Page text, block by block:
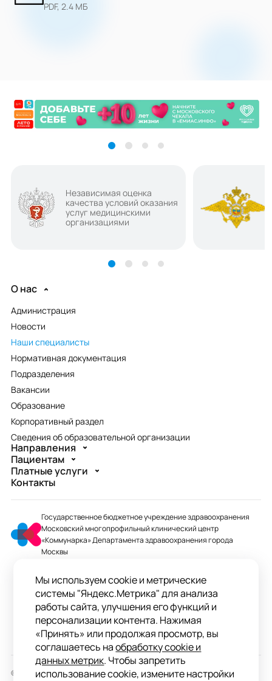
PDF, 2.4 МБ
Независимая оценка
качества условий оказания
услуг медицинскими
организациями
О нас
Администрация
Новости
Наши специалисты
Нормативная документация
Подразделения
Вакансии
Образование
Корпоративный раздел
Сведения об образовательной организации
Направления
Пациентам
Платные услуги
Контакты
Государственное бюджетное учреждение здравоохранения
Московский многопрофильный клинический центр
«Коммунарка» Департамента здравоохранения города
Москвы
+7 495 744-07-03
Колл-центр работает до 20:00
ул. Сосенский Стан, д. 8, п. Коммунарка
вн.тер.г. поселение Сосенское, Москва
© 2026 ГБУЗ «ММКЦ «Коммунарка» ДЗМ»
Мы используем cookie и метрические
системы "Яндекс.Метрика" для анализа
работы сайта, улучшения его функций и
персонализации контента. Нажимая
«Принять» или продолжая просмотр, вы
соглашаетесь наобработку cookie и
данных метрик. Чтобы запретить
использование cookie, измените настройки